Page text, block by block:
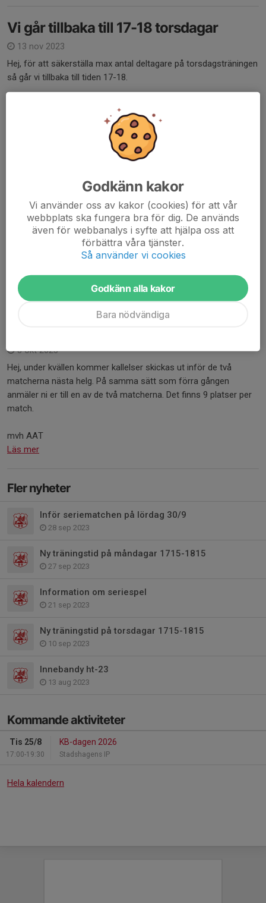
Vi går tillbaka till 17-18 torsdagar
13 nov 2023
Hej, för att säkerställa max antal deltagare på torsdagsträningen
så går vi tillbaka till tiden 17-18.
Ingen träning under höstlovet
26 okt 2023
Hej, det gick felaktigt ut kallelse idag till träning måndag 30
oktober. Vi har nu tagit bort träningarna 30 oktober och 2
november från kalendern, då vi inte har hallen under höstlovet.
Nästa träning är måndag 6 november....
Läs mer
8 okt 2023
Hej, under kvällen kommer kallelser skickas ut inför de två
matcherna nästa helg. På samma sätt som förra gången
anmäler ni er till en av de två matcherna. Det finns 9 platser per
match.
mvh AAT
Läs mer
Fler nyheter
Inför seriematchen på lördag 30/9
28 sep 2023
Ny träningstid på måndagar 1715-1815
27 sep 2023
Information om seriespel
21 sep 2023
Ny träningstid på torsdagar 1715-1815
10 sep 2023
Innebandy ht-23
13 aug 2023
Kommande aktiviteter
Tis 25/8
17:00-19:30
KB-dagen 2026
Stadshagens IP
Hela kalendern
Godkänn kakor
Vi använder oss av kakor (cookies) för att vår
webbplats ska fungera bra för dig. De används
även för webbanalys i syfte att hjälpa oss att
förbättra våra tjänster.
Så använder vi cookies
Godkänn alla kakor
Bara nödvändiga